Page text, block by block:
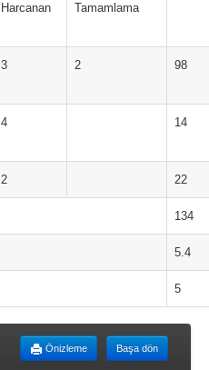
Harcanan
Tamamlama
3 2 98
4 14
2 22
134
5.4
5
Başa dön
Önizleme